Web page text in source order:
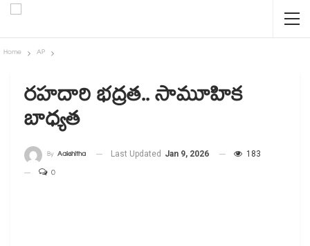
Home AP
రహదారి భద్రత.. సామూహిక
బాధ్యత
By Aakshitha Last Updated Jan 9, 2026 183
0